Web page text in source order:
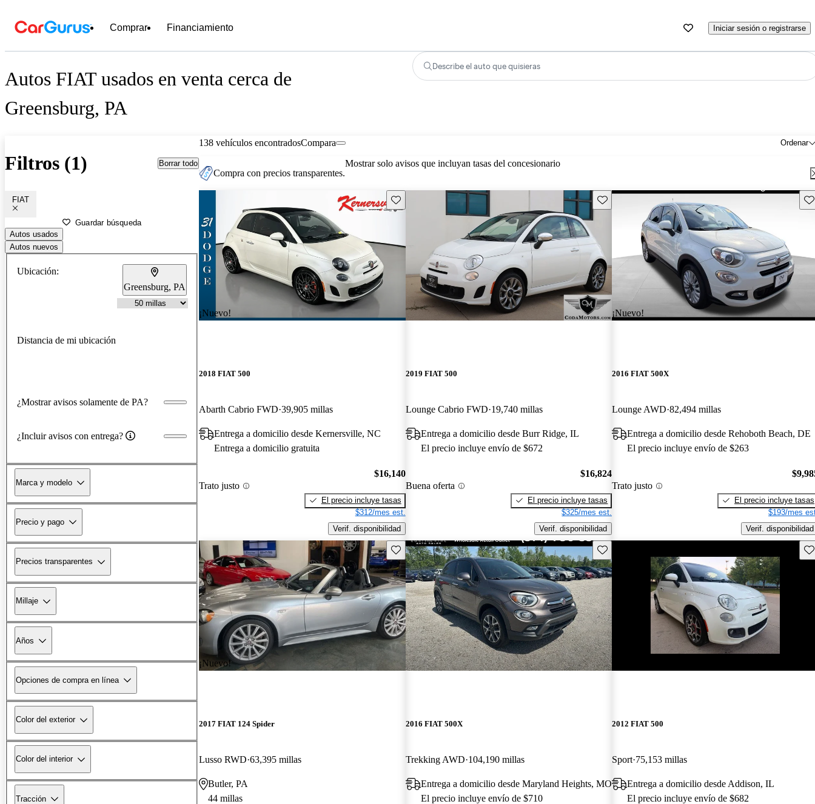
Comprar Financiamiento Iniciar sesión o registrarse
Autos FIAT usados en venta cerca de
Greensburg, PA
Describe el auto que quisieras
Filtros (1) Borrar todo
FIAT
Guardar búsqueda
Autos usados
Autos nuevos
Ubicación:
Greensburg, PA
Distancia de mi ubicación
¿Mostrar avisos solamente de PA?
¿Incluir avisos con entrega?
Marca y modelo
Precio y pago
Precios transparentes
Millaje
Años
Opciones de compra en línea
Color del exterior
Color del interior
Tracción
138 vehículos encontrados Ordenar
Compara
Compra con precios transparentes.
Mostrar solo avisos que incluyan tasas del concesionario
¡Nuevo!
Guarda este Aviso
2018 FIAT 500
Abarth Cabrio FWD 39,905 millas
Entrega a domicilio desde Kernersville, NC
Entrega a domicilio gratuita
Trato justo
$16,140
El precio incluye tasas
$312/mes est.
Verif. disponibilidad
Guarda este Aviso
2019 FIAT 500
Lounge Cabrio FWD 19,740 millas
Entrega a domicilio desde Burr Ridge, IL
El precio incluye envío de $672
Buena oferta
$16,824
El precio incluye tasas
$325/mes est.
Verif. disponibilidad
¡Nuevo!
2016 FIAT 500X
Lounge AWD 82,494 millas
Entrega a domicilio desde Rehoboth Beach, DE
El precio incluye envío de $263
Trato justo
El precio incluye tasas
$193/mes
Verif. disponibilidad
¡Nuevo!
Guarda este Aviso
2017 FIAT 124 Spider
Lusso RWD 63,395 millas
Butler, PA
44 millas
Guarda este Aviso
2016 FIAT 500X
Trekking AWD 104,190 millas
Entrega a domicilio desde Maryland Heights, MO
El precio incluye envío de $710
2012 FIAT 500
Sport 75,153 millas
Entrega a domicilio desde Addison, IL
El precio incluye envío de $682